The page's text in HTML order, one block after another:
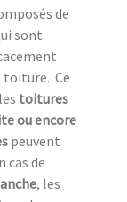
de
sont
toiture. Ce
toitures
ou encore
peuvent
cas de
, les